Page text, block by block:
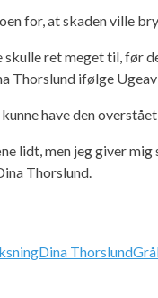
for, at skaden ville
ret meget til, før
Thorslund ifølge
have den
men jeg giver mig
Thorslund.
Dina Thorslund